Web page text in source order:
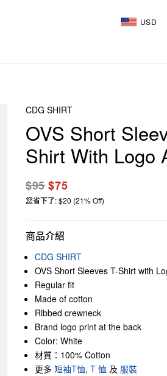
USD
CDG SHIRT
OVS Short
Shirt With Logo
$95$75
您省下了: $20 (21% Off)
商品介紹
CDG SHIRT
OVS Short Sleeves T-Shirt with
Regular fit
Made of cotton
Ribbed crewneck
Brand logo print at the back
Color: White
材質：100% Cotton
更多 短袖T恤, T 恤 及 服裝